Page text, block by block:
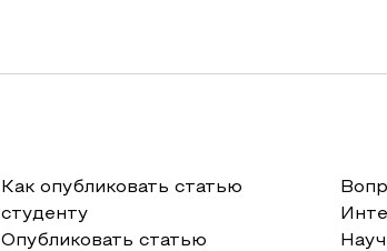
Как опубликовать статью
студенту
Опубликовать статью